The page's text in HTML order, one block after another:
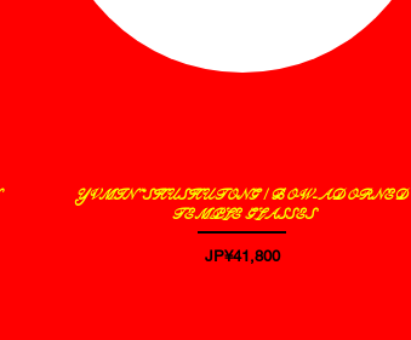
제품보기
YVMIN *SHUSHUTONG / BOW-ADORNED
TEMPLE GLASSES
가격
JP¥41,800